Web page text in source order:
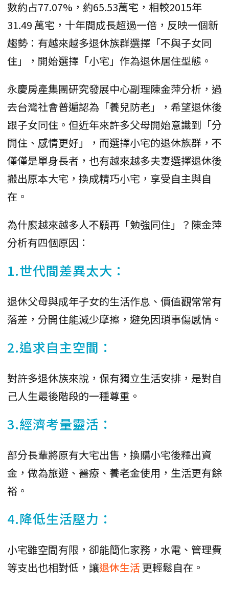
數約占77.07%，約65.53萬宅，相較2015年
31.49 萬宅，十年間成長超過一倍，反映一個新
趨勢：有越來越多退休族群選擇「不與子女同
住」，開始選擇「小宅」作為退休居住型態。
永慶房產集團研究發展中心副理陳金萍分析，過
去台灣社會普遍認為「養兒防老」，希望退休後
跟子女同住。但近年來許多父母開始意識到「分
開住、感情更好」，而選擇小宅的退休族群，不
僅僅是單身長者，也有越來越多夫妻選擇退休後
搬出原本大宅，換成精巧小宅，享受自主與自
在。
為什麼越來越多人不願再「勉強同住」？陳金萍
分析有四個原因：
1.世代間差異太大：
退休父母與成年子女的生活作息、價值觀常常有
落差，分開住能減少摩擦，避免因瑣事傷感情。
2.追求自主空間：
對許多退休族來說，保有獨立生活安排，是對自
己人生最後階段的一種尊重。
3.經濟考量靈活：
部分長輩將原有大宅出售，換購小宅後釋出資
金，做為旅遊、醫療、養老金使用，生活更有餘
裕。
4.降低生活壓力：
小宅雖空間有限，卻能簡化家務，水電、管理費
等支出也相對低，讓退休生活更輕鬆自在。